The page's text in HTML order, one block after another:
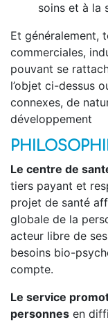
soins et à la
Et généralement,
commerciales,
pouvant se
l’objet ci-dessus
connexes, de
développement
Le centre de
tiers payant et
projet de santé
globale de la
acteur libre de
besoins bio-
compte.
Le service
personnes en